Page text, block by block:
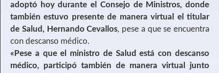
adoptó hoy durante el Consejo de Ministros, donde
también estuvo presente de manera virtual el titular
de Salud, Hernando Cevallos, pese a que se encuentra
con descanso médico.
«Pese a que el ministro de Salud está con descanso
médico, participó también de manera virtual junto